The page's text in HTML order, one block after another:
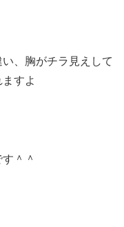
、胸がチラ見えして
すよ
＾＾